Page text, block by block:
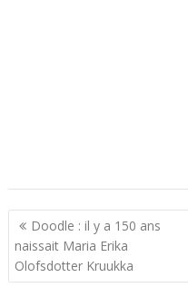
N
a
v
Doodle : il y a 150 ans
naissait Maria Erika
Olofsdotter Kruukka